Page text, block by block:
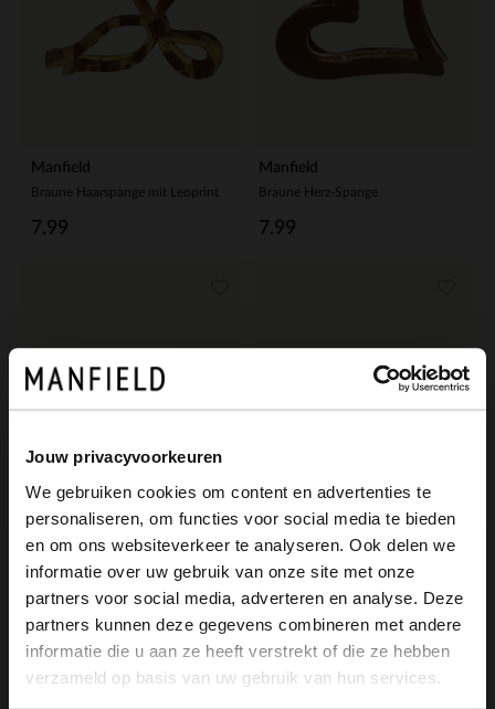
Jouw privacyvoorkeuren
We gebruiken cookies om content en advertenties te
personaliseren, om functies voor social media te bieden
en om ons websiteverkeer te analyseren. Ook delen we
informatie over uw gebruik van onze site met onze
partners voor social media, adverteren en analyse. Deze
partners kunnen deze gegevens combineren met andere
informatie die u aan ze heeft verstrekt of die ze hebben
verzameld op basis van uw gebruik van hun services.
Manfield
Braune Haarspange mit Leoprint
7.99
Manfield
Braune Herz-Spange
7.99
Manfield
Goldfarbene Haarspange
9.99
Manfield
Goldfarbene Blumen-Haarspange
7.99
×
View this website in English?
It looks like your language isn't Dutch. Would
you like to switch to English?